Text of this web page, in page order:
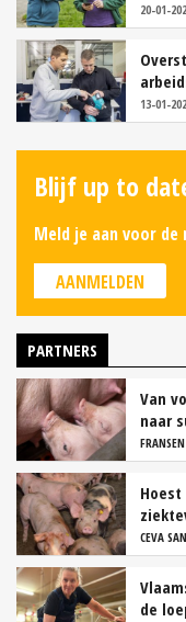
20-01-
13-01-
Blijf up to
Meld je aan voor
AANMELDEN
PARTNERS
Van
naar
CEVA
de